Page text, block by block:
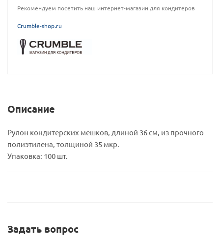
Рекомендуем посетить наш интернет-магазин для кондитеров
Crumble-shop.ru
Описание
Рулон кондитерских мешков, длиной 36 см, из прочного
полиэтилена, толщиной 35 мкр.
Упаковка: 100 шт.
Задать вопрос